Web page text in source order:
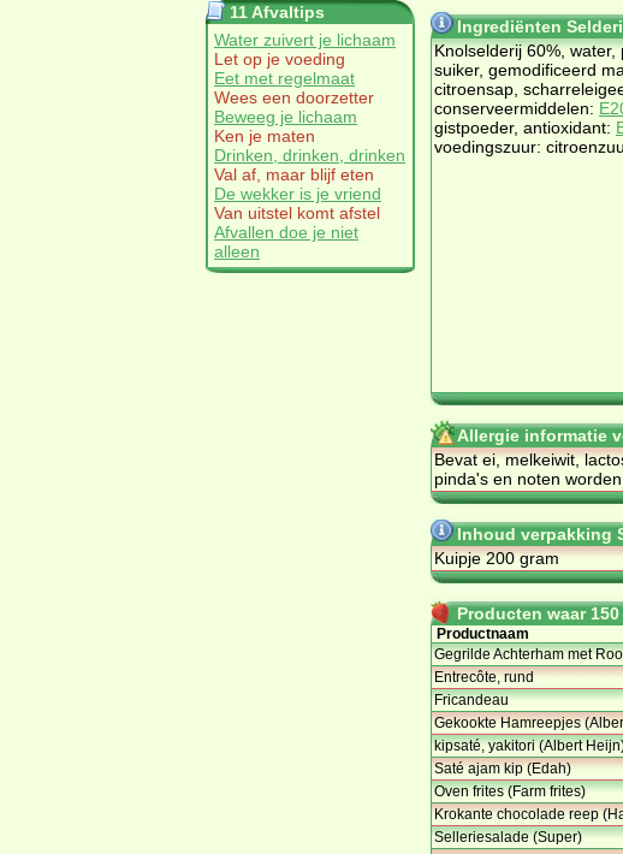
11 Afvaltips
Water zuivert je lichaam
Let op je voeding
Eet met regelmaat
Wees een doorzetter
Beweeg je lichaam
Ken je maten
Drinken, drinken, drinken
Val af, maar blijf eten
De wekker is je vriend
Van uitstel komt afstel
Afvallen doe je niet
alleen
Ingrediënten
Knolselderij 60%,
suiker, gemodificeerd
citroensap,
conserveermiddelen:
gistpoeder, antioxidant:
voedingszuur:
Allergie informatie
Bevat ei, melkeiwit,
pinda's en noten worden
Inhoud verpakking
Kuipje 200 gram
Producten waar
Productnaam
Gegrilde Achterham met
Entrecôte, rund
Fricandeau
Gekookte Hamreepjes
kipsaté, yakitori (Albert
Saté ajam kip (Edah)
Oven frites (Farm frites)
Krokante chocolade reep
Selleriesalade (Super)